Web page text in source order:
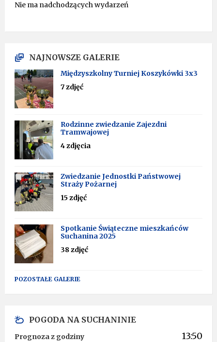
Nie ma nadchodzących wydarzeń
NAJNOWSZE GALERIE
Międzyszkolny Turniej Koszykówki 3x3
7 zdjęć
Rodzinne zwiedzanie Zajezdni
Tramwajowej
4 zdjęcia
Zwiedzanie Jednostki Państwowej
Straży Pożarnej
15 zdjęć
Spotkanie Świąteczne mieszkańców
Suchanina 2025
38 zdjęć
POZOSTAŁE GALERIE
POGODA NA SUCHANINIE
Prognoza z godziny 13:50